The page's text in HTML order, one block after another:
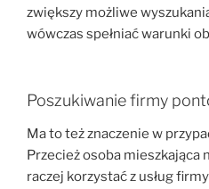
zwiększy możliwe
wówczas spełniać warunki
Poszukiwanie firmy
Ma to też znaczenie w
Przecież osoba mieszkająca
raczej korzystać z usług